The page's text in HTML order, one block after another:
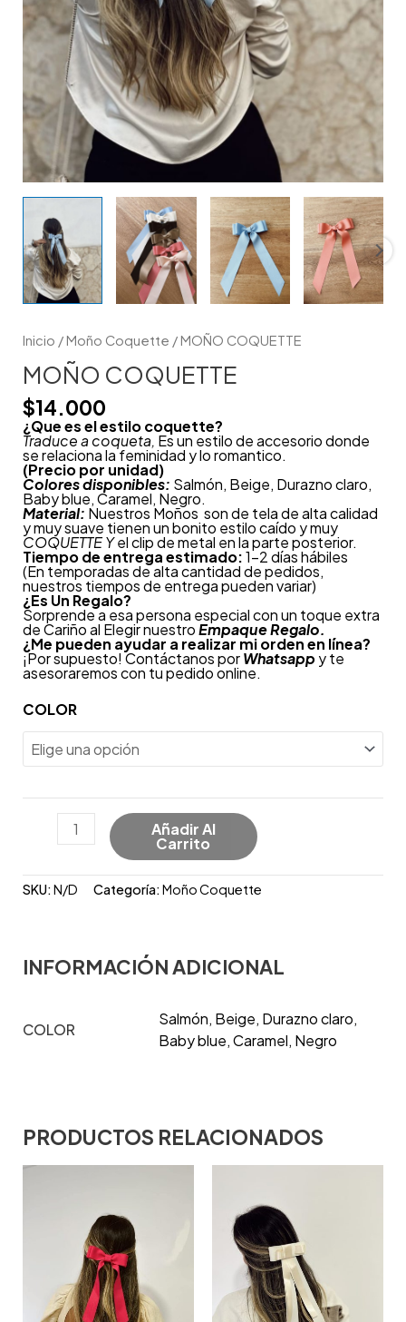
Inicio /Moño Coquette / MOÑO COQUETTE
MOÑO COQUETTE
$14.000
¿Que es el estilo coquette?
Traduce a coqueta, Es un estilo de accesorio donde
se relaciona la feminidad y lo romantico.
(Precio por unidad)
Colores disponibles: Salmón, Beige, Durazno claro,
Baby blue, Caramel, Negro.
Material: Nuestros Moños son de tela de alta calidad
y muy suave tienen un bonito estilo caído y muy
COQUETTE Yel clip de metal en la parte posterior.
Tiempo de entrega estimado:1-2 días hábiles
(En temporadas de alta cantidad de pedidos,
nuestros tiempos de entrega pueden variar)
¿Es Un Regalo?
Sorprende a esa persona especial con un toque extra
de Cariño al Elegir nuestroEmpaque Regalo.
¿Me pueden ayudar a realizar mi orden en línea?
¡Por supuesto! Contáctanos porWhatsapp y te
asesoraremos con tu pedido online.
COLOR
Añadir Al
Carrito
SKU:N/D Categoría:Moño Coquette
INFORMACIÓN ADICIONAL
COLOR
Salmón, Beige, Durazno claro,
Baby blue, Caramel, Negro
PRODUCTOS RELACIONADOS